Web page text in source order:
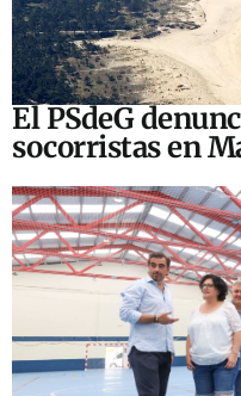
El PSdeG
socorristas en